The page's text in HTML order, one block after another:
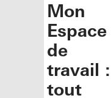
Mon
Espace
de
travail :
tout